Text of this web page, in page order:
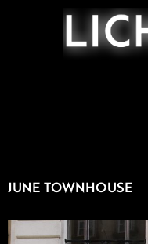
JUNE TOWNHOUSE